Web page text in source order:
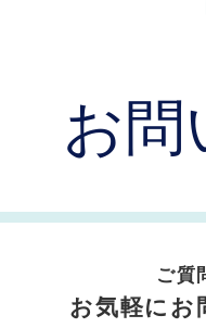
お問
ご質
お気軽にお